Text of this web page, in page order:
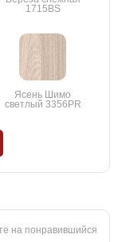
1715BS
Ясень Шимо
светлый 3356PR
на понравившийся